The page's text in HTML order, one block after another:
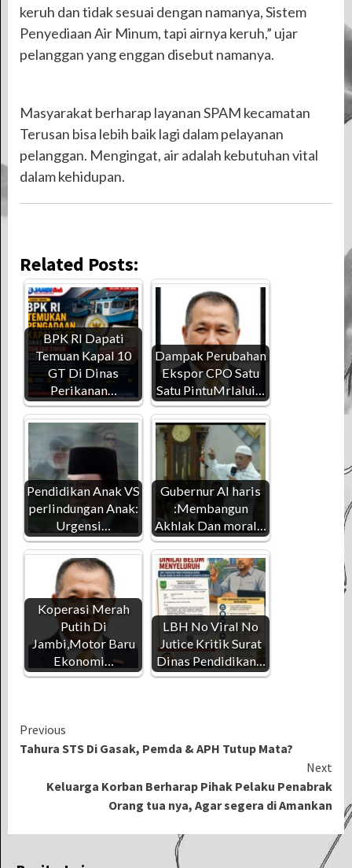
keruh dan tidak sesuai dengan namanya, Sistem
Penyediaan Air Minum, tapi airnya keruh,” ujar
pelanggan yang enggan disebut namanya.
Masyarakat berharap layanan SPAM kecamatan
Terusan bisa lebih baik lagi dalam pelayanan
pelanggan. Mengingat, air adalah kebutuhan vital
dalam kehidupan.
Related Posts:
BPK RI Dapati
Temuan Kapal 10
GT Di Dinas
Perikanan…
Dampak Perubahan
Ekspor CPO Satu
Satu PintuMrlalui…
Pendidikan Anak VS
perlindungan Anak:
Urgensi…
Gubernur Al haris
:Membangun
Akhlak Dan moral…
Koperasi Merah
Putih Di
Jambi,Motor Baru
Ekonomi…
LBH No Viral No
Jutice Kritik Surat
Dinas Pendidikan…
Continue
Reading
Previous
Tahura STS Di Gasak, Pemda & APH Tutup Mata?
Next
Keluarga Korban Berharap Pihak Pelaku Penabrak
Orang tua nya, Agar segera di Amankan